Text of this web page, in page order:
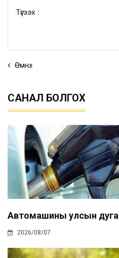
Түгээх :
Өмнөх
САНАЛ БОЛГОХ
Автомашины улсын
2026/08/07